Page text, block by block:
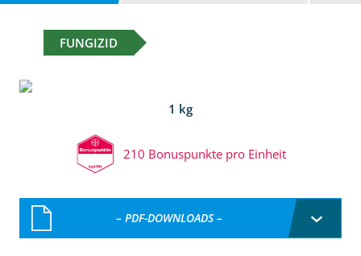
FUNGIZID
1 kg
210 Bonuspunkte pro Einheit
– PDF-DOWNLOADS –